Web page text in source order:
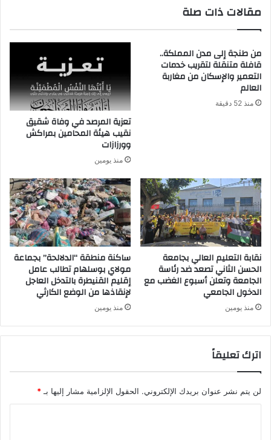
مقالات ذات صلة
من طنجة إلى مدن المملكة..
قافلة متنقلة لتقريب خدمات
التعمير والإسكان من مغاربة
العالم
منذ 52 دقيقة
تعزية المرصد في وفاة شقيق
نقيب هيئة المحامين بمراكش
وورزازات
منذ يومين
نقابة التعليم العالي بجامعة
الحسن الثاني تصعد ضد رئاسة
الجامعة وتعلن أسبوع الغضب مع
الدخول الجامعي
منذ يومين
ساكنة منطقة “الدلالحة” بجماعة
مولاي بوسلهام تطالب عامل
إقليم القنيطرة بالتدخل العاجل
لإنقاذها من الوضع الكارثي
منذ يومين
اترك تعليقاً
لن يتم نشر عنوان بريدك الإلكتروني. الحقول الإلزامية مشار إليها بـ *